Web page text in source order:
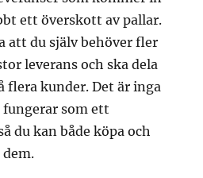
ett överskott av pallar.
att du själv behöver fler
leverans och ska dela
flera kunder. Det är inga
som ett
du kan både köpa och